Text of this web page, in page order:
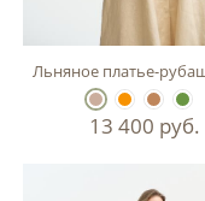
Льняное платье-
13 400 руб.